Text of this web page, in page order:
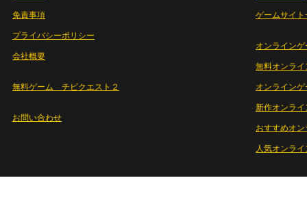
免責事項
プライバシーポリシー
会社概要
無料ゲーム チビクエスト２
お問い合わせ
ゲームサイト
オンラインゲ
無料オンライ
オンライン
新作オンライ
おすすめオ
人気オンラ